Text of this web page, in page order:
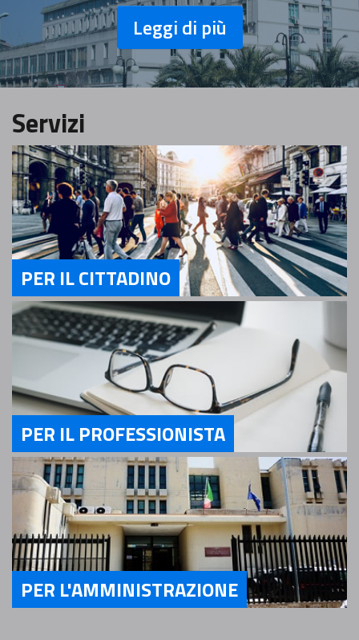
Leggi di più
Servizi
Servizi Per il cittadino
PER IL CITTADINO
Servizi Per il Professionista
PER IL PROFESSIONISTA
PER L'AMMINISTRAZIONE